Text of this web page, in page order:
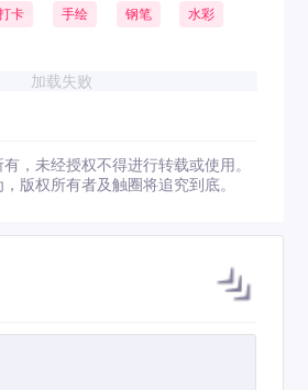
卡 手绘 钢笔 水彩
加载失败
，未经授权不得进行转载或使用。
版权所有者及触圈将追究到底。